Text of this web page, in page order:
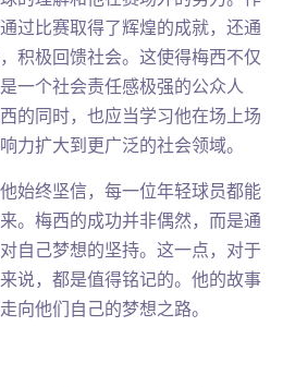
过比赛取得了辉煌的成就，还通
积极回馈社会。这使得梅西不仅
一个社会责任感极强的公众人
的同时，也应当学习他在场上场
力扩大到更广泛的社会领域。
始终坚信，每一位年轻球员都能
。梅西的成功并非偶然，而是通
自己梦想的坚持。这一点，对于
说，都是值得铭记的。他的故事
向他们自己的梦想之路。